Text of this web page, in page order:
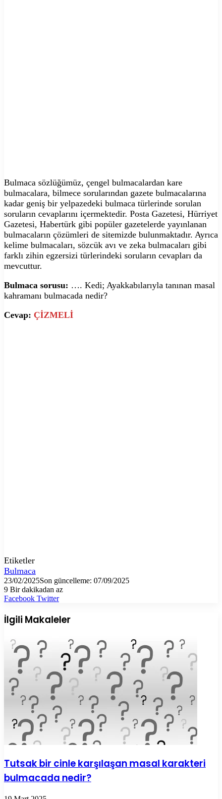
Bulmaca sözlüğümüz, çengel bulmacalardan kare
bulmacalara, bilmece sorularından gazete bulmacalarına
kadar geniş bir yelpazedeki bulmaca türlerinde sorulan
soruların cevaplarını içermektedir. Posta Gazetesi, Hürriyet
Gazetesi, Habertürk gibi popüler gazetelerde yayınlanan
bulmacaların çözümleri de sitemizde bulunmaktadır. Ayrıca
kelime bulmacaları, sözcük avı ve zeka bulmacaları gibi
farklı zihin egzersizi türlerindeki soruların cevapları da
mevcuttur.
Bulmaca sorusu: …. Kedi; Ayakkabılarıyla tanınan masal
kahramanı bulmacada nedir?
Cevap: ÇİZMELİ
Etiketler
Bulmaca
23/02/2025Son güncelleme: 07/09/2025
9 Bir dakikadan az
Facebook TwitterLinkedIn
Tumblr
Pinterest
Reddit
VKontakte
E-
ile
paylaş
Yazdır
İlgili Makaleler
Tutsak bir cinle karşılaşan masal karakteri
bulmacada nedir?